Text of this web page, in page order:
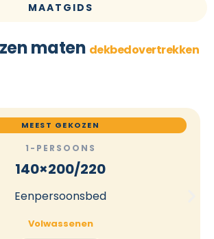
MAATGIDS
maten dekbedovertrekken
MEEST GEKOZEN
1-PERSOONS
140×200/220
Eenpersoonsbed
Volwassenen